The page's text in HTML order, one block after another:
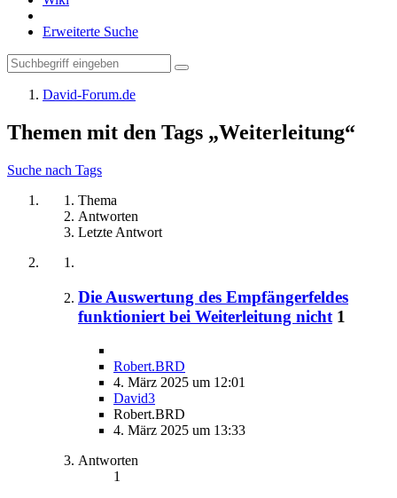
Erweiterte Suche
David-Forum.de
Themen mit den Tags „Weiterleitung“
Suche nach Tags
Thema
Antworten
Letzte Antwort
Die Auswertung des Empfängerfeldes
funktioniert bei Weiterleitung nicht 1
Robert.BRD
4. März 2025 um 12:01
David3
Robert.BRD
4. März 2025 um 13:33
Antworten
1